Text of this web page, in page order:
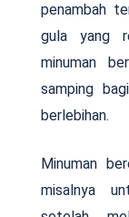
penambah
gula yang
minuman
samping
berlebihan.
Minuman
misalnya